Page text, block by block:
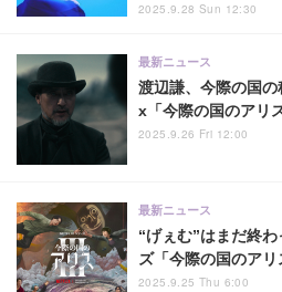
2025.9.28 Sun 12:30
渡辺謙、今際の国
x「今際の国のアリ
最新ニュース
2025.9.26 Fri 12:00
“げぇむ”はまだ終
ズ「今際の国のア
最新ニュース
2025.9.25 Thu 6:00